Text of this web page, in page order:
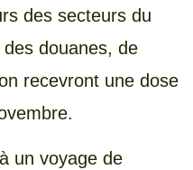
des secteurs du
douanes, de
recevront une dose
un voyage de